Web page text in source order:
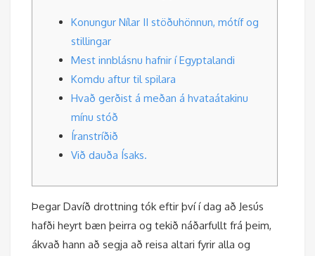
Konungur Nílar II stöðuhönnun, mótíf og
stillingar
Mest innblásnu hafnir í Egyptalandi
Komdu aftur til spilara
Hvað gerðist á meðan á hvataátakinu
mínu stóð
Íranstríðið
Við dauða Ísaks.
Þegar Davíð drottning tók eftir því í dag að Jesús
hafði heyrt bæn þeirra og tekið náðarfullt frá þeim,
ákvað hann að segja að reisa altari fyrir alla og